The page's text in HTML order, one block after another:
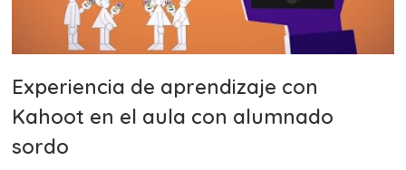
Experiencia de aprendizaje con
Kahoot en el aula con alumnado
sordo